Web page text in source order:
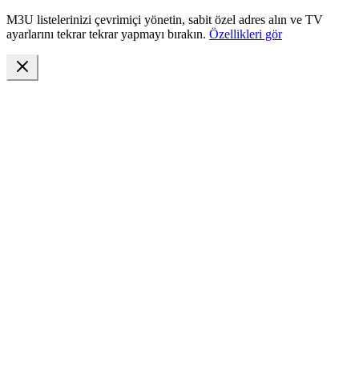
M3U listelerinizi çevrimiçi yönetin, sabit özel adres alın ve TV
ayarlarını tekrar tekrar yapmayı bırakın. Özellikleri gör